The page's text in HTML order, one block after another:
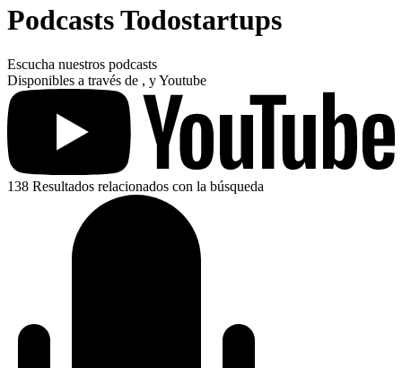
Podcasts Todostartups
Escucha nuestros podcasts
Disponibles a través de , y Youtube
138 Resultados relacionados con la búsqueda